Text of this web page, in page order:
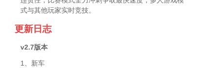
式与其他玩家实时竞技。
更新日志
v2.7版本
1、新车